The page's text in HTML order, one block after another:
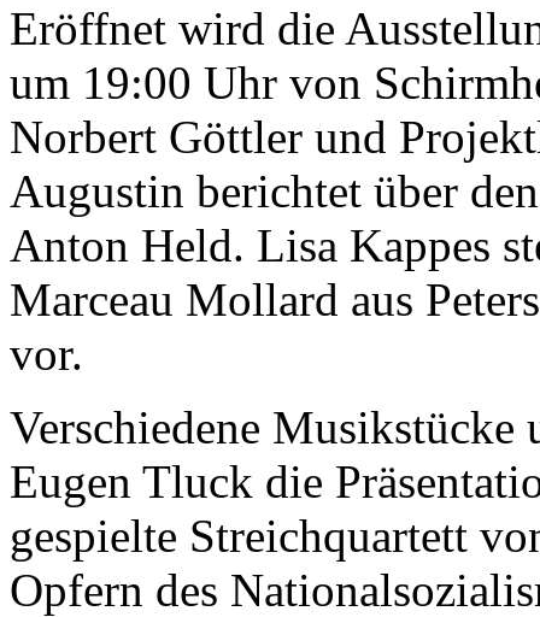
Eröffnet wird die
um 19:00 Uhr von
Norbert Göttler und
Augustin berichtet über
Anton Held. Lisa Kappes
Marceau Mollard aus
vor.
Verschiedene
Eugen Tluck die
gespielte Streichquartett
Opfern des